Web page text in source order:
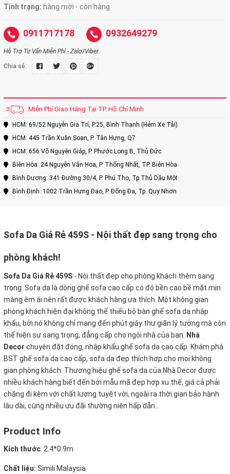
Tình trạng: hàng mới - còn hàng
0911717178 0932649279
Hỗ Trợ Tư Vấn Miễn Phí - Zalo/Viber
Chia sẻ:
Miễn Phí Giao Hàng Tại TP. Hồ Chí Minh
HCM: 69/52 Nguyễn Gia Trí, P.25, Bình Thạnh (Hẻm Xe Tải)
HCM: 445 Trần Xuân Soạn, P. Tân Hưng, Q7
HCM: 656 Võ Nguyên Giáp, P. Phước Long B, Thủ Đức.
Biên Hòa: 24 Nguyễn Văn Hoa, P. Thống Nhất, TP. Biên Hòa
Bình Dương: 341 Đường 30/4, P. Phú Thọ, Tp Thủ Dầu Một
Bình Định: 1002 Trần Hưng Đạo, P. Đống Đa, Tp. Quy Nhơn
Sofa Da Giá Rẻ 459S - Nội thất đẹp sang trọng cho
phòng khách!
Sofa Da Giá Rẻ 459S - Nội thất đẹp cho phòng khách thêm sang
trọng. Sofa da là dòng ghế sofa cao cấp có độ bền cao bề mặt mịn
màng êm ái nên rất được khách hàng ưa thích. Một không gian
phòng khách hiện đại không thể thiếu bộ bàn ghế sofa da nhập
khẩu, bởi nó không chỉ mang đến phút giây thư giãn lý tưởng mà còn
thể hiện sự sang trọng, đẳng cấp cho ngôi nhà của bạn. Nhà
Decor chuyên đặt đóng, nhập khẩu ghế sofa da cao cấp. Khám phá
BST ghế sofa da cao cấp, sofa da đẹp thích hợp cho mọi không
gian phòng khách. Thương hiệu ghế sofa da của Nhà Decor được
nhiều khách hàng biết đến bởi mẫu mã đẹp hợp xu thế, giá cả phải
chăng đi kèm với chất lượng tuyệt vời, ngoài ra thời gian bảo hành
lâu dài, cùng nhiều ưu đãi thường niên hấp dẫn...
Product Info
Kích thước: 2.4*0.9m
Chất liệu: Simili Malaysia.